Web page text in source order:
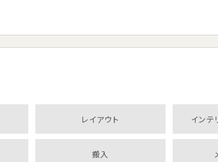
レイアウト インテ
搬入